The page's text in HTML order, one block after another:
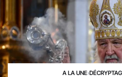
A LA UNE›